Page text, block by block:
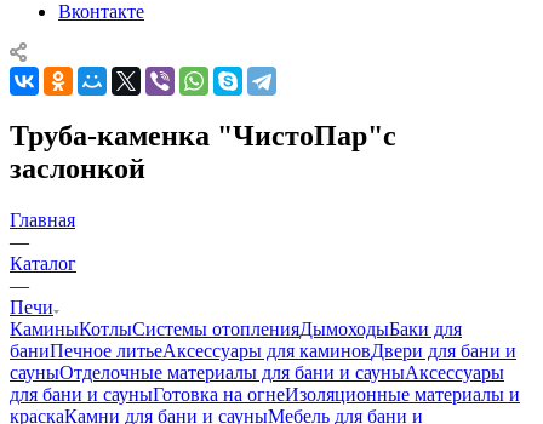
Вконтакте
Труба-каменка "ЧистоПар"с
заслонкой
Главная
—
Каталог
—
Печи
КаминыКотлыСистемы отопленияДымоходыБаки для
баниПечное литьеАксессуары для каминовДвери для бани и
сауныОтделочные материалы для бани и сауныАксессуары
для бани и сауныГотовка на огнеИзоляционные материалы и
краскаКамни для бани и сауныМебель для бани и